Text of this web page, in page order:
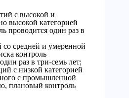
с высокой и
высокой категорией
проводится один раз в
со средней и умеренной
контроль
раз в три-семь лет;
с низкой категорией
с промышленной
плановый контроль